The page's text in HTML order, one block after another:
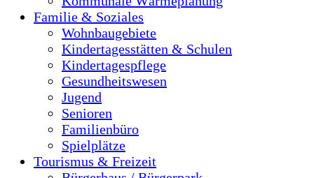
Familie & Soziales
Wohnbaugebiete
Kindertagesstätten & Schulen
Kindertagespflege
Gesundheitswesen
Jugend
Senioren
Familienbüro
Spielplätze
Tourismus & Freizeit